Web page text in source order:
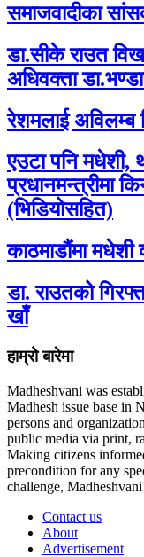
समाजवादीका
डा.सीके राउत
अधिवक्ता
रेशमलाई अविलम्ब
एउटा पनि मधेशी,
प्रधानमन्त्रीमा
(भिडियोसहित)
काठमाडौंमा मधेशी
डा. राउतको
खाँ
हाम्रो बारेमा
Madheshvani was
Madhesh issue base in
persons and
public media via print,
Making citizens
precondition for any
challenge,
Contact us
About
Advertisement